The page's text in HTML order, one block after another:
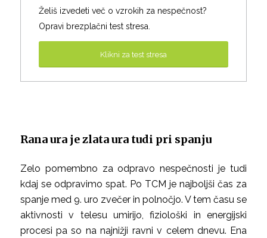
Želiš izvedeti več o vzrokih za nespečnost?
Opravi brezplačni test stresa.
Klikni za test stresa
Rana ura je zlata ura tudi pri spanju
Zelo pomembno za odpravo nespečnosti je tudi
kdaj se odpravimo spat. Po TCM je najboljši čas za
spanje med 9. uro zvečer in polnočjo. V tem času se
aktivnosti v telesu umirijo, fiziološki in energijski
procesi pa so na najnižji ravni v celem dnevu. Ena